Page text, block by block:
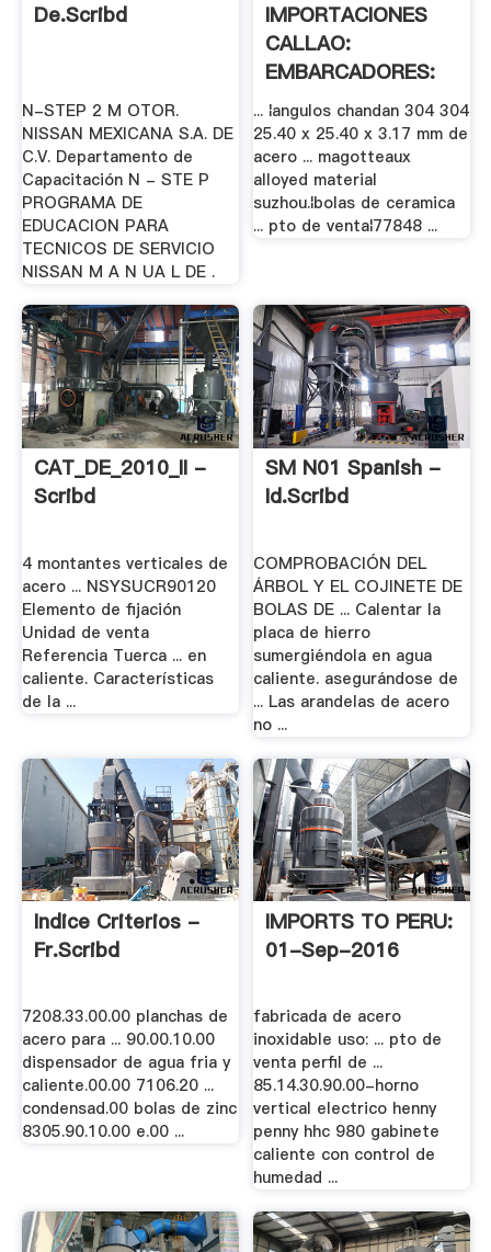
De.scribd
N-STEP 2 M OTOR.
NISSAN MEXICANA S.A. DE
C.V. Departamento de
Capacitación N - STE P
PROGRAMA DE
EDUCACION PARA
TECNICOS DE SERVICIO
NISSAN M A N UA L DE .
IMPORTACIONES
CALLAO:
EMBARCADORES:
30 .
... ¦angulos chandan 304 304
25.40 x 25.40 x 3.17 mm de
acero ... magotteaux
alloyed material
suzhou.¦bolas de ceramica
... pto de venta¦77848 ...
CAT_DE_2010_II -
Scribd
4 montantes verticales de
acero ... NSYSUCR90120
Elemento de fijación
Unidad de venta
Referencia Tuerca ... en
caliente. Características
de la ...
SM N01 Spanish -
Id.scribd
COMPROBACIÓN DEL
ÁRBOL Y EL COJINETE DE
BOLAS DE ... Calentar la
placa de hierro
sumergiéndola en agua
caliente. asegurándose de
... Las arandelas de acero
no ...
Indice Criterios -
Fr.scribd
7208.33.00.00 planchas de
acero para ... 90.00.10.00
dispensador de agua fria y
caliente.00.00 7106.20 ...
condensad.00 bolas de zinc
8305.90.10.00 e.00 ...
IMPORTS TO PERU:
01-Sep-2016
fabricada de acero
inoxidable uso: ... pto de
venta perfil de ...
85.14.30.90.00-horno
vertical electrico henny
penny hhc 980 gabinete
caliente con control de
humedad ...